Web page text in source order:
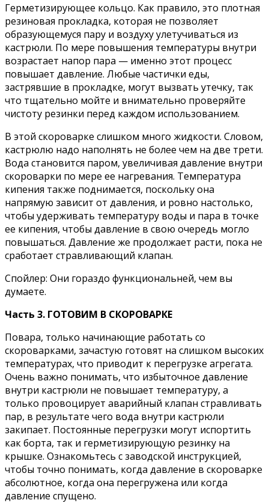
Герметизирующее кольцо. Как правило, это плотная
резиновая прокладка, которая не позволяет
образующемуся пару и воздуху улетучиваться из
кастрюли. По мере повышения температуры внутри
возрастает напор пара — именно этот процесс
повышает давление. Любые частички еды,
застрявшие в прокладке, могут вызвать утечку, так
что тщательно мойте и внимательно проверяйте
чистоту резинки перед каждом использованием.
В этой скороварке слишком много жидкости. Словом,
кастрюлю надо наполнять не более чем на две трети.
Вода становится паром, увеличивая давление внутри
скороварки по мере ее нагревания. Температура
кипения также поднимается, поскольку она
напрямую зависит от давления, и ровно настолько,
чтобы удерживать температуру воды и пара в точке
ее кипения, чтобы давление в свою очередь могло
повышаться. Давление же продолжает расти, пока не
сработает стравливающий клапан.
Спойлер: Они гораздо функциональней, чем вы
думаете.
Часть 3. ГОТОВИМ В СКОРОВАРКЕ
Повара, только начинающие работать со
скороварками, зачастую готовят на слишком высоких
температурах, что приводит к перегрузке агрегата.
Очень важно понимать, что избыточное давление
внутри кастрюли не повышает температуру, а
только провоцирует аварийный клапан стравливать
пар, в результате чего вода внутри кастрюли
закипает. Постоянные перегрузки могут испортить
как борта, так и герметизирующую резинку на
крышке. Ознакомьтесь с заводской инструкцией,
чтобы точно понимать, когда давление в скороварке
абсолютное, когда она перегружена или когда
давление спущено.